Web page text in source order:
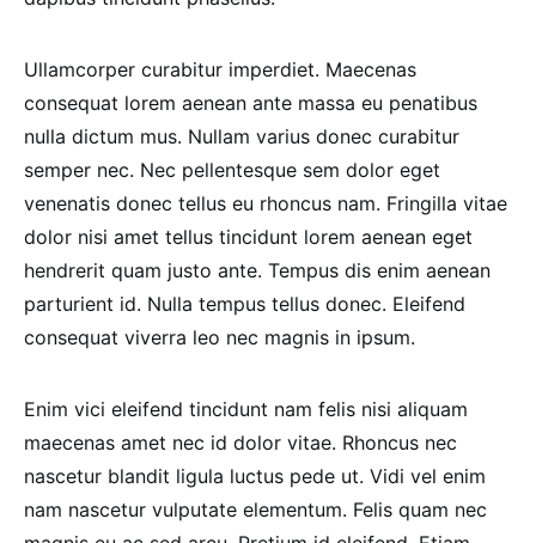
Ullamcorper curabitur imperdiet. Maecenas
consequat lorem aenean ante massa eu penatibus
nulla dictum mus. Nullam varius donec curabitur
semper nec. Nec pellentesque sem dolor eget
venenatis donec tellus eu rhoncus nam. Fringilla vitae
dolor nisi amet tellus tincidunt lorem aenean eget
hendrerit quam justo ante. Tempus dis enim aenean
parturient id. Nulla tempus tellus donec. Eleifend
consequat viverra leo nec magnis in ipsum.
Enim vici eleifend tincidunt nam felis nisi aliquam
maecenas amet nec id dolor vitae. Rhoncus nec
nascetur blandit ligula luctus pede ut. Vidi vel enim
nam nascetur vulputate elementum. Felis quam nec